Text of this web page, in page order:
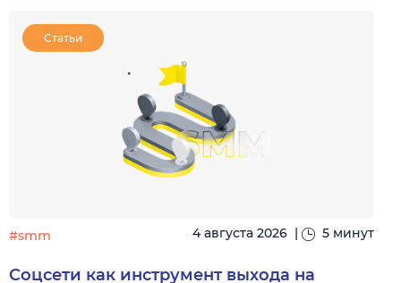
Статьи
#smm 4 августа 2026 | 5 минут
Соцсети как инструмент выхода на